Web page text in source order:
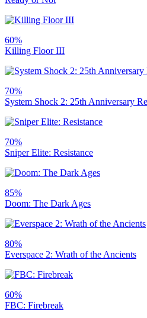
60%
Killing Floor III
70%
System Shock 2: 25th Anniversary
70%
Sniper Elite: Resistance
85%
Doom: The Dark Ages
80%
Everspace 2: Wrath of the Ancients
60%
FBC: Firebreak